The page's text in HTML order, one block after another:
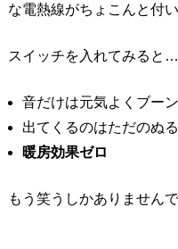
な電熱線がちょこんと付
スイッチを入れてみると…
音だけは元気よくブーン
出てくるのはただのぬ
暖房効果ゼロ
もう笑うしかありませんで